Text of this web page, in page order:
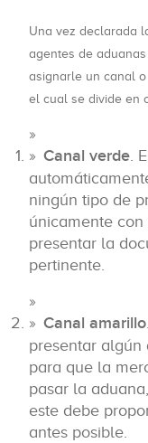
Una vez declarada
agentes de
asignarle un canal
el cual se divide en
Canal verde.
ningún tipo de
únicamente
presentar la
pertinente.
Canal amarillo
presentar algún
para que la
pasar la
este debe
antes posible.